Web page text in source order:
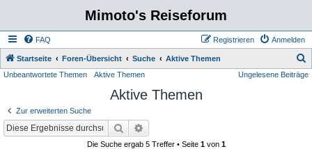
Mimoto's Reiseforum
FAQ Anmelden
Registrieren
Startseite Foren-Übersicht Suche Aktive Themen
u
Unbeantwortete Themen Aktive Themen Ungelesene Beiträge
Aktive Themen
Zur erweiterten Suche
Suche
Die Suche ergab 5 Treffer • Seite 1von 1